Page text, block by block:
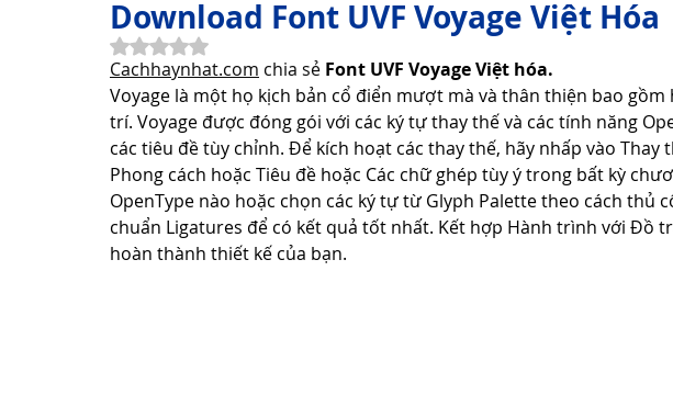
Thơ Hay Thơ Vui Lời Hay Ý Đẹp Vì Sao, Tại Sao? Tử Vi - Phong Thủy -
Sức Khỏe Cách Làm Hay Khám Phá Cuộc Sống Công
Công Nghệ Thông Tin Khám Phá Công Nghệ
Download Font UVF Voyage Việt Hóa
Đã xếp hạng NaN/5 sao.
Cachhaynhat.com chia sẻ Font UVF Voyage Việt hóa.
Voyage là một họ kịch bản cổ điển mượt mà và thân thiện bao
trí. Voyage được đóng gói với các ký tự thay thế và các tính năng
các tiêu đề tùy chỉnh. Để kích hoạt các thay thế, hãy nhấp vào Thay
Phong cách hoặc Tiêu đề hoặc Các chữ ghép tùy ý trong bất kỳ
OpenType nào hoặc chọn các ký tự từ Glyph Palette theo cách thủ
chuẩn Ligatures để có kết quả tốt nhất. Kết hợp Hành trình với Đồ
hoàn thành thiết kế của bạn.